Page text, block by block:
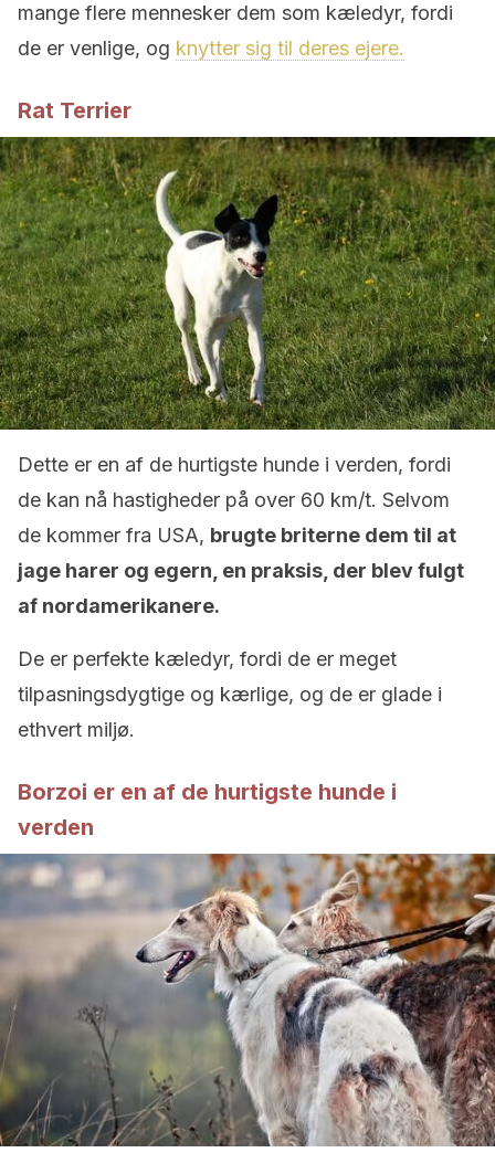
mange flere mennesker dem som kæledyr, fordi
de er venlige, og knytter sig til deres ejere.
Rat Terrier
Dette er en af ​​de hurtigste hunde i verden, fordi
de kan nå hastigheder på over 60 km/t. Selvom
de kommer fra USA, brugte briterne dem til at
jage harer og egern, en praksis, der blev fulgt
af nordamerikanere.
De er perfekte kæledyr, fordi de er meget
tilpasningsdygtige og kærlige, og de er glade i
ethvert miljø.
Borzoi er en af de hurtigste hunde i
verden